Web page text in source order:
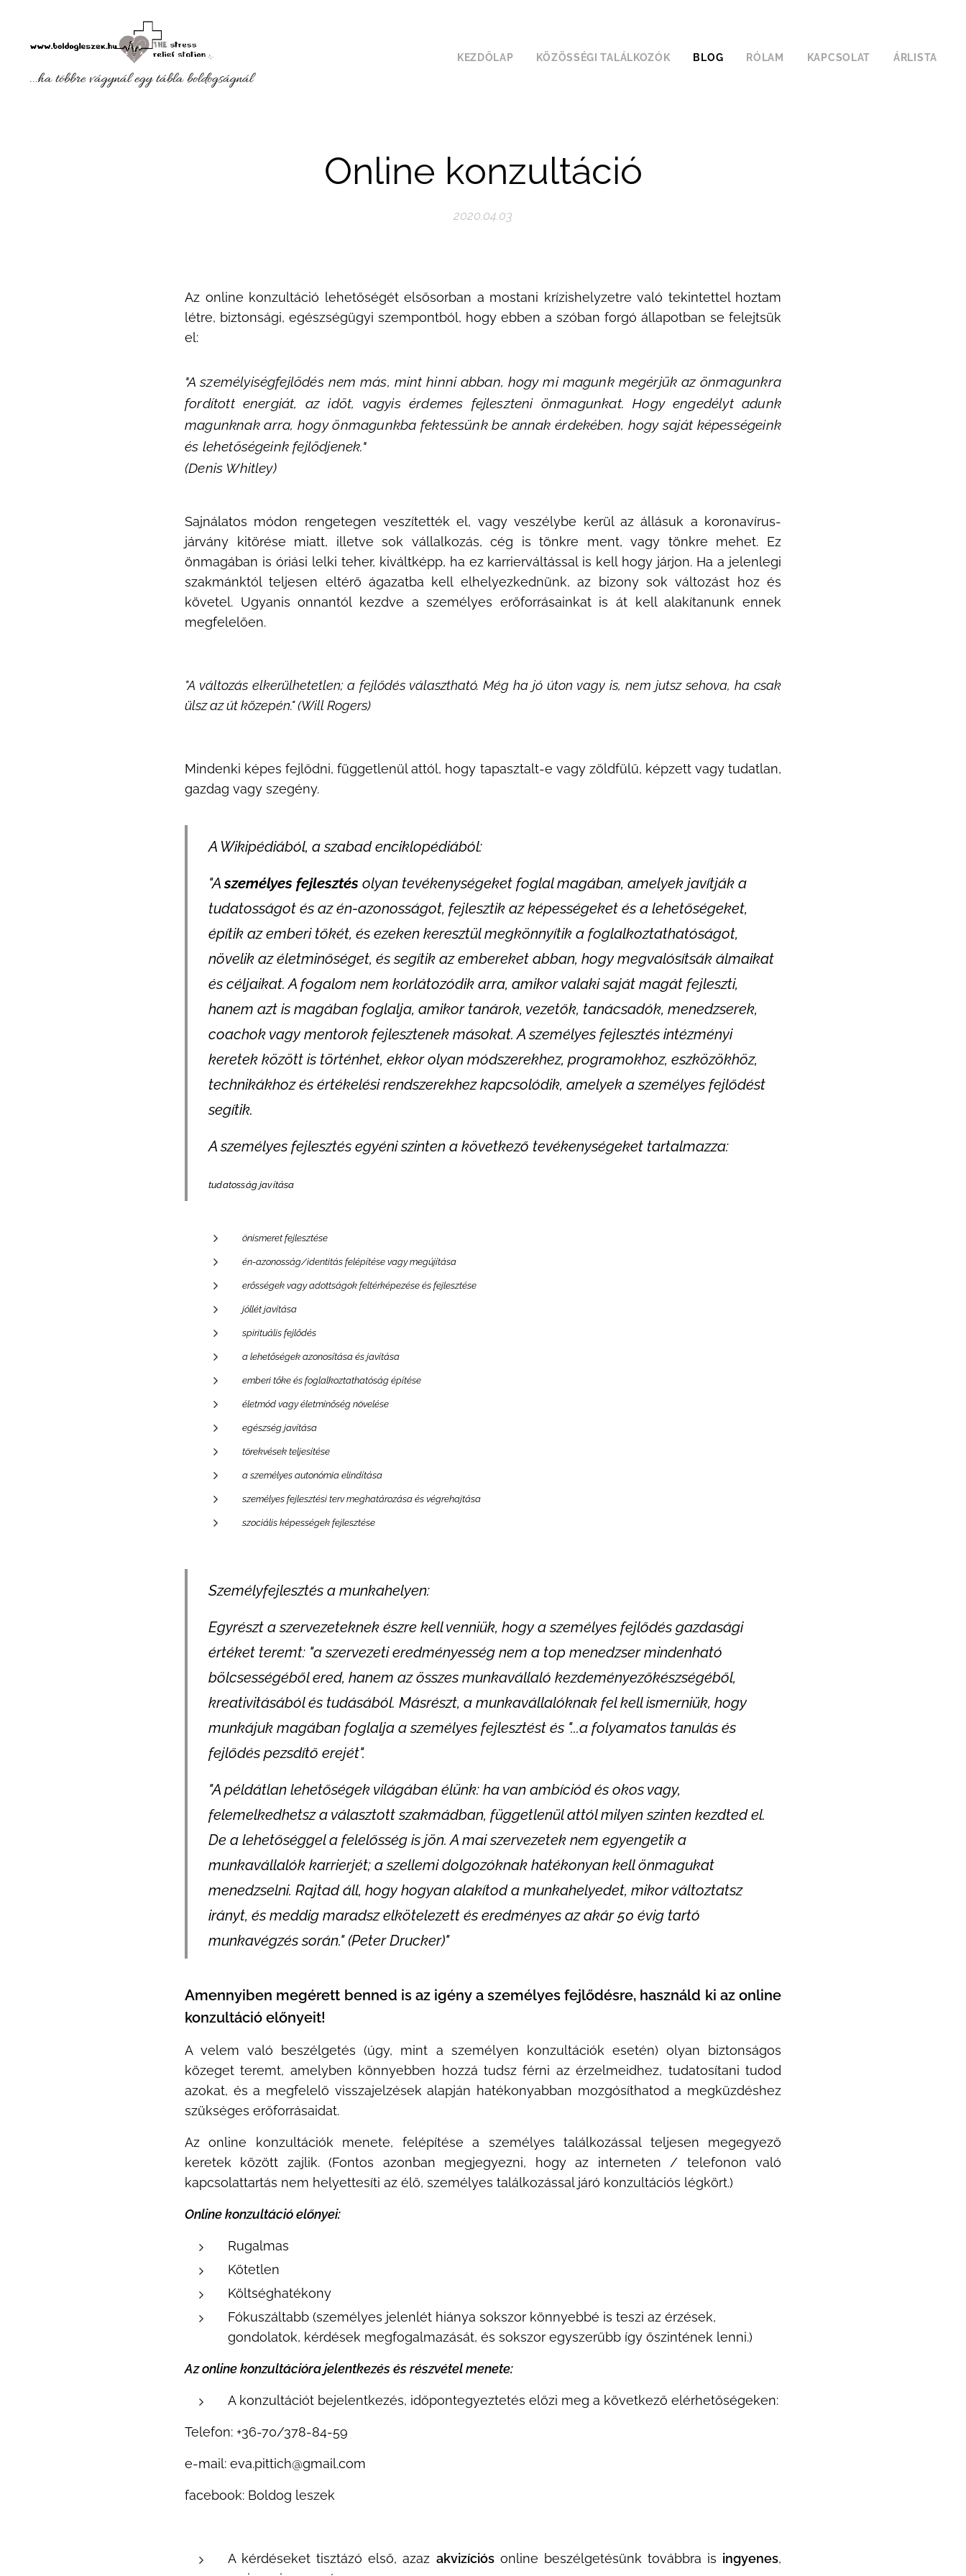
...ha többre vágynál egy táblaboldogságnál
KEZDŐLAP KÖZÖSSÉGI TALÁLKOZÓK BLOG RÓLAM KAPCSOLAT ÁRLISTA
Online konzultáció
2020.04.03
Az online konzultáció lehetőségét elsősorban a mostani krízishelyzetre való tekintettel hoztam
létre, biztonsági, egészségügyi szempontból, hogy ebben a szóban forgó állapotban se felejtsük
el:
"A személyiségfejlődés nem más, mint hinni abban, hogy mi magunk megérjük az önmagunkra
fordított energiát, az időt, vagyis érdemes fejleszteni önmagunkat. Hogy engedélyt adunk
magunknak arra, hogy önmagunkba fektessünk be annak érdekében, hogy saját képességeink
és lehetőségeink fejlődjenek."
(Denis Whitley)
Sajnálatos módon rengetegen veszítették el, vagy veszélybe kerül az állásuk a koronavírus-
járvány kitörése miatt, illetve sok vállalkozás, cég is tönkre ment, vagy tönkre mehet. Ez
önmagában is óriási lelki teher, kiváltképp, ha ez karrierváltással is kell hogy járjon. Ha a jelenlegi
szakmánktól teljesen eltérő ágazatba kell elhelyezkednünk, az bizony sok változást hoz és
követel. Ugyanis onnantól kezdve a személyes erőforrásainkat is át kell alakítanunk ennek
megfelelően.
"A változás elkerülhetetlen; a fejlődés választható. Még ha jó úton vagy is, nem jutsz sehova, ha csak
ülsz az út közepén." (Will Rogers)
Mindenki képes fejlődni, függetlenül attól, hogy tapasztalt-e vagy zöldfülű, képzett vagy tudatlan,
gazdag vagy szegény.
A Wikipédiából, a szabad enciklopédiából:
"Aszemélyes fejlesztés olyan tevékenységeket foglal magában, amelyek javítják a
tudatosságot és az én-azonosságot, fejlesztik az képességeket és a lehetőségeket,
építik az emberi tőkét, és ezeken keresztül megkönnyítik a foglalkoztathatóságot,
növelik az életminőséget, és segítik az embereket abban, hogy megvalósítsák álmaikat
és céljaikat. A fogalom nem korlátozódik arra, amikor valaki saját magát fejleszti,
hanem azt is magában foglalja, amikor tanárok, vezetők, tanácsadók, menedzserek,
coachok vagy mentorok fejlesztenek másokat. A személyes fejlesztés intézményi
keretek között is történhet, ekkor olyan módszerekhez, programokhoz, eszközökhöz,
technikákhoz és értékelési rendszerekhez kapcsolódik, amelyek a személyes fejlődést
segítik.
A személyes fejlesztés egyéni szinten a következő tevékenységeket tartalmazza:
tudatosság javítása
önismeret fejlesztése
én-azonosság/identitás felépítése vagy megújítása
erősségek vagy adottságok feltérképezése és fejlesztése
jóllét javítása
spirituális fejlődés
a lehetőségek azonosítása és javítása
emberi tőke és foglalkoztathatóság építése
életmód vagy életminőség növelése
egészség javítása
törekvések teljesítése
a személyes autonómia elindítása
személyes fejlesztési terv meghatározása és végrehajtása
szociális képességek fejlesztése
Személyfejlesztés a munkahelyen:
Egyrészt a szervezeteknek észre kell venniük, hogy a személyes fejlődés gazdasági
értéket teremt: "a szervezeti eredményesség nem a top menedzser mindenható
bölcsességéből ered, hanem az összes munkavállaló kezdeményezőkészségéből,
kreativitásából és tudásából. Másrészt, a munkavállalóknak fel kell ismerniük, hogy
munkájuk magában foglalja a személyes fejlesztést és "...a folyamatos tanulás és
fejlődés pezsdítő erejét".
"A példátlan lehetőségek világában élünk: ha van ambíciód és okos vagy,
felemelkedhetsz a választott szakmádban, függetlenül attól milyen szinten kezdted el.
De a lehetőséggel a felelősség is jön. A mai szervezetek nem egyengetik a
munkavállalók karrierjét; a szellemi dolgozóknak hatékonyan kell önmagukat
menedzselni. Rajtad áll, hogy hogyan alakítod a munkahelyedet, mikor változtatsz
irányt, és meddig maradsz elkötelezett és eredményes az akár 50 évig tartó
munkavégzés során." (Peter Drucker)"
Amennyiben megérett benned is az igény a személyes fejlődésre, használd ki az online
konzultáció előnyeit!
A velem való beszélgetés (úgy, mint a személyen konzultációk esetén) olyan biztonságos
közeget teremt, amelyben könnyebben hozzá tudsz férni az érzelmeidhez, tudatosítani tudod
azokat, és a megfelelő visszajelzések alapján hatékonyabban mozgósíthatod a megküzdéshez
szükséges erőforrásaidat.
Az online konzultációk menete, felépítése a személyes találkozással teljesen megegyező
keretek között zajlik. (Fontos azonban megjegyezni, hogy az interneten / telefonon való
kapcsolattartás nem helyettesíti az élő, személyes találkozással járó konzultációs légkört.)
Online konzultáció előnyei:
Rugalmas
Kötetlen
Költséghatékony
Fókuszáltabb (személyes jelenlét hiánya sokszor könnyebbé is teszi az érzések,
gondolatok, kérdések megfogalmazását, és sokszor egyszerűbb így őszintének lenni.)
Az online konzultációra jelentkezés és részvétel menete:
A konzultációt bejelentkezés, időpontegyeztetés előzi meg a következő elérhetőségeken:
Telefon: +36-70/378-84-59
e-mail: eva.pittich@gmail.com
facebook: Boldog leszek
A kérdéseket tisztázó első, azaz akvizíciósonline beszélgetésünk továbbra is ingyenes,